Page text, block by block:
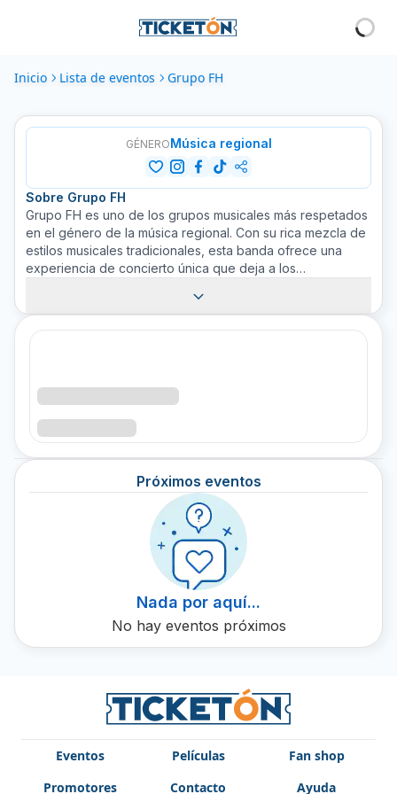
Inicio Lista de eventos Grupo FH
GÉNEROMúsica regional
Sobre Grupo FH
Grupo FH es uno de los grupos musicales más respetados
en el género de la música regional. Con su rica mezcla de
estilos musicales tradicionales, esta banda ofrece una
experiencia de concierto única que deja a los
tiene límites, ya que continuamente buscan formas de
innovar y ofrecer una experiencia musical fresca pero
profundamente arraigada en la tradición. Al asistir a un
apasionante. Su habilidad para capturar la esencia de la
música regional y presentarla de una manera que se sienta
oportunidad de reservar tus boletos para el próximo
concierto de Grupo FH en Ticketón. Asegúrate de no
perderte un espectáculo inolvidable.
Próximos eventos
Nada por aquí...
No hay eventos próximos
Eventos Películas
Fan shop
Promotores
Contacto Ayuda